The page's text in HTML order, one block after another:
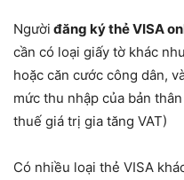
Người đăng ký thẻ VISA
cần có loại giấy tờ khác
hoặc căn cước công dân,
mức thu nhập của bản
thuế giá trị gia tăng VAT)
Có nhiều loại thẻ VISA